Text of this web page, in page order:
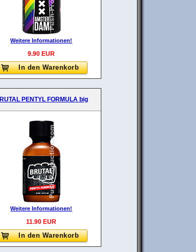
Weitere Informationen!
9.90 EUR
In den Warenkorb
PENTYL FORMULA big
Weitere Informationen!
11.90 EUR
In den Warenkorb